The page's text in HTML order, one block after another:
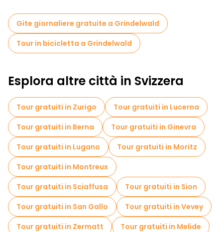
Gite giornaliere gratuite a Grindelwald
Tour in bicicletta a Grindelwald
Esplora altre città in Svizzera
Tour gratuiti in Zurigo
Tour gratuiti in Lucerna
Tour gratuiti in Berna
Tour gratuiti in Ginevra
Tour gratuiti in Lugano
Tour gratuiti in Moritz
Tour gratuiti in Montreux
Tour gratuiti in Sciaffusa
Tour gratuiti in Sion
Tour gratuiti in San Gallo
Tour gratuiti in Vevey
Tour gratuiti in Zermatt
Tour gratuiti in Melide